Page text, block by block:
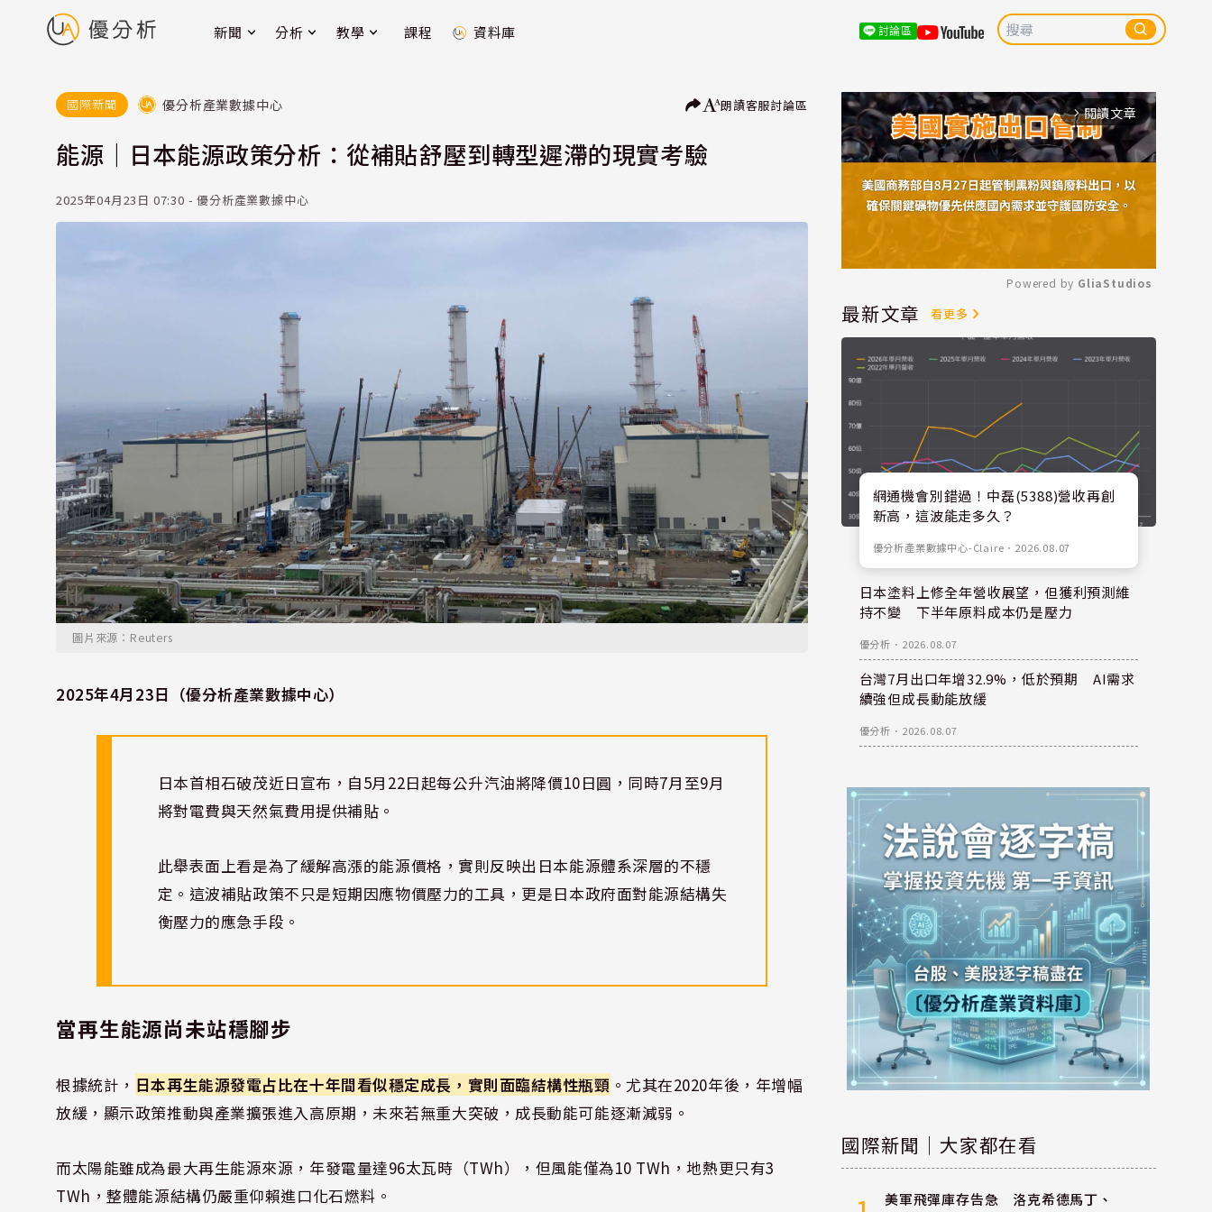
新聞 分析 教學 課程 資料庫 討論區
國際新聞 優分析產業數據中心 朗讀客服討論區
能源｜日本能源政策分析：從補貼舒壓到轉型遲滯的現實考驗
2025年04月23日 07:30 - 優分析產業數據中心
圖片來源：Reuters
2025年4月23日（優分析產業數據中心）
日本首相石破茂近日宣布，自5月22日起每公升汽油將降價10日圓，同時7月至9月
將對電費與天然氣費用提供補貼。
此舉表面上看是為了緩解高漲的能源價格，實則反映出日本能源體系深層的不穩
定。這波補貼政策不只是短期因應物價壓力的工具，更是日本政府面對能源結構失
衡壓力的應急手段。
當再生能源尚未站穩腳步
根據統計， 日本再生能源發電占比在十年間看似穩定成長，實則面臨結構性瓶頸 。尤其在2020年後，年增幅
放緩，顯示政策推動與產業擴張進入高原期，未來若無重大突破，成長動能可能逐漸減弱。
而太陽能雖成為最大再生能源來源，年發電量達96太瓦時（TWh），但風能僅為10 TWh，地熱更只有3
TWh，整體能源結構仍嚴重仰賴進口化石燃料。
arrow_forward_ios 閱讀文章
Mute
Powered by GliaStudios
最新文章 看更多
網通機會別錯過！中磊(5388)營收再創
新高，這波能走多久？
優分析產業數據中心-Claire ． 2026.08.07
日本塗料上修全年營收展望，但獲利預測維
持不變 下半年原料成本仍是壓力
優分析 ． 2026.08.07
台灣7月出口年增32.9%，低於預期 AI需求
續強但成長動能放緩
優分析 ． 2026.08.07
國際新聞｜大家都在看
美軍飛彈庫存告急 洛克希德馬丁、